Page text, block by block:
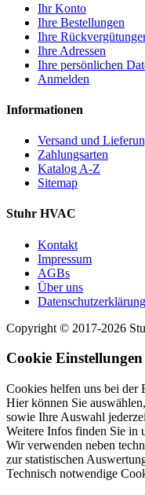
Ihr Konto
Ihre Bestellungen
Ihre
Ihre Adressen
Ihre persönlichen
Anmelden
Informationen
Versand und
Zahlungsarten
Katalog A-Z
Sitemap
Stuhr HVAC
Kontakt
Impressum
AGBs
Über uns
Datenschutzerklärung
Copyright © 2017-2026
Cookie Einstellungen
Cookies helfen uns bei der
Hier können Sie
sowie Ihre Auswahl
Weitere Infos finden Sie in
Wir verwenden neben
zur statistischen
Technisch notwendige